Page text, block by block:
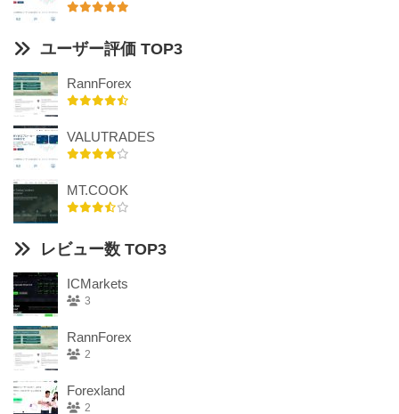
ユーザー評価 TOP3
RannForex
VALUTRADES
MT.COOK
レビュー数 TOP3
ICMarkets
3
RannForex
2
Forexland
2